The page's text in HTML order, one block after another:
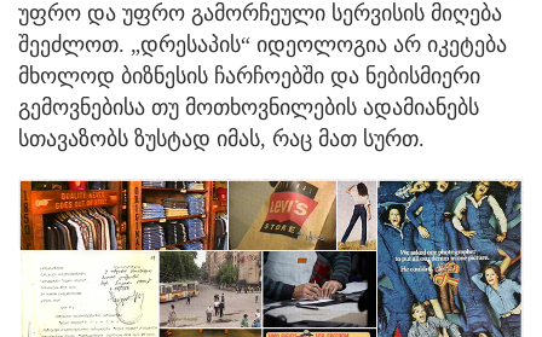
უფრო და უფრო გამორჩეული სერვისის მიღება
შეეძლოთ. „დრესაპის“ იდეოლოგია არ იკეტება
მხოლოდ ბიზნესის ჩარჩოებში და ნებისმიერი
გემოვნებისა თუ მოთხოვნილების ადამიანებს
სთავაზობს ზუსტად იმას, რაც მათ სურთ.